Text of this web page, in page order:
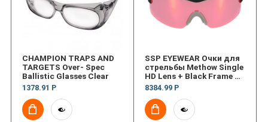
CHAMPION TRAPS AND
TARGETS Over- Spec
Ballistic Glasses Clear
1378.91 Р
SSP EYEWEAR Очки для
стрельбы Methow Single
HD Lens + Black Frame +
XHD Case
8384.99 Р